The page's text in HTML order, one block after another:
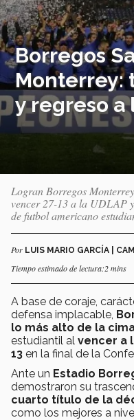
Borregos
Monterrey:
y regreso a
Logran Borregos
vencer 27-13 a la UDLAP
de futbol americano
Por LUIS MARIO GARCÍA |
Tiempo estimado de lectura:2 mins
A base de coraje,
defensa implacable,
lo más alto de la
estudiantil al vencer a
13 en la final de la
Ante un Estadio
demostraron su
cuarto título de la
como los mejores a